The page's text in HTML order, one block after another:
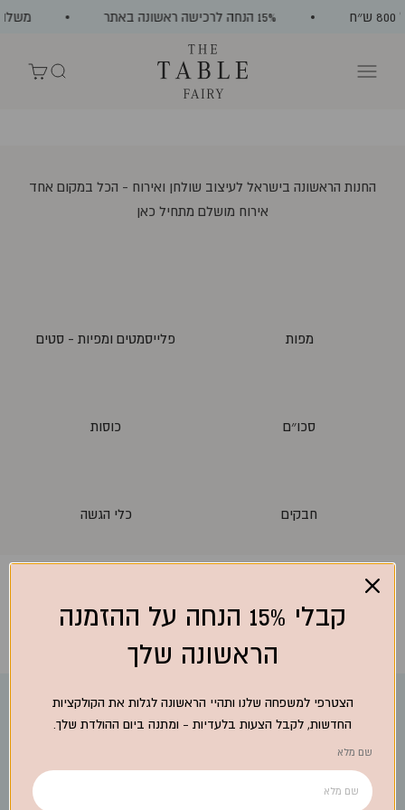
דילוג לתוכן 15% הנחה לרכישה ראשונה באתר משלוח
עגלת קניות
חיפוש
The Table Fairy
תפריט
Shop Sale
החנות הראשונה בישראל לעיצוב שולחן ואירוח - הכל במקום אחד
אירוח מושלם מתחיל כאן
מפות פלייסמטים ומפיות - סטים
סכו״ם כוסות
חבקים כלי הגשה
הירשמו לניוזלטר שלנו וקבלו עדכונים על מוצרים חדשים, טרנדים
והטבות בלעדיות
קבלי 15% הנחה על ההזמנה
הראשונה שלך
הצטרפי למשפחה שלנו ותהיי הראשונה לגלות את הקולקציות
החדשות, לקבל הצעות בלעדיות - ומתנה ביום ההולדת שלך.
שם מלא